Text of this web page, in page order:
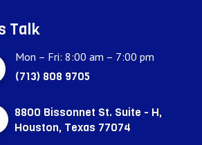
Talk
Mon – Fri: 8:00 am – 7:00 pm
(713) 808 9705
8800 Bissonnet St. Suite - H,
Houston, Texas 77074